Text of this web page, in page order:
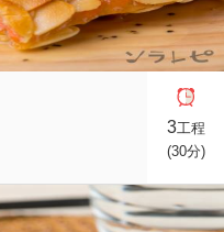
3工程
(30分)